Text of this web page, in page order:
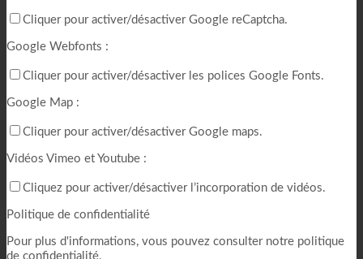
Cliquer pour activer/désactiver Google reCaptcha.
Google Webfonts :
Cliquer pour activer/désactiver les polices Google Fonts.
Google Map :
Cliquer pour activer/désactiver Google maps.
Vidéos Vimeo et Youtube :
Cliquez pour activer/désactiver l’incorporation de vidéos.
Politique de confidentialité
Pour plus d'informations, vous pouvez consulter notre politique
de confidentialité.